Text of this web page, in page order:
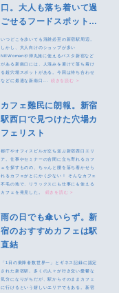
口。大人も落ち着いて過
ごせるフードスポット・
カフェまとめ
いつどこを歩いても混雑必至の新宿駅周辺。
しかし、大人向けのショップが多い
NEWomanや弾丸旅に使えるバスタ新宿など
がある新南口には、人混みを避けて落ち着け
る超穴場スポットがある。今回は待ち合わせ
などに最適な新南口...
続きを読む >
カフェ難民に朗報。新宿
駅西口で見つけた穴場カ
フェリスト
都庁やオフィスビルが立ち並ぶ新宿西口エリ
ア。仕事やセミナーの合間に立ち寄れるカフ
ェを探すものの、ちゃんと腰を落ち着かせら
れるカフェがとにかく少ない！ そんなカフェ
不毛の地で、リラックスにも仕事にも使える
カフェを発見した。
続きを読む >
雨の日でも傘いらず。新
宿のおすすめカフェは駅
直結
「1日の乗降者数世界一」とギネス記録に認定
された新宿駅。多くの人々が行き交い憂鬱な
気分になりがちだが、駅からそのままカフェ
に行けるという嬉しいエリアでもある。新宿